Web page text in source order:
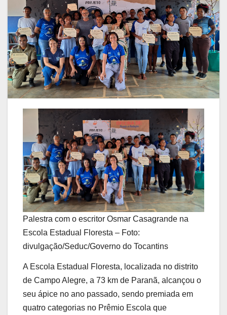
Palestra com o escritor Osmar Casagrande na
Escola Estadual Floresta – Foto:
divulgação/Seduc/Governo do Tocantins
A Escola Estadual Floresta, localizada no distrito
de Campo Alegre, a 73 km de Paranã, alcançou o
seu ápice no ano passado, sendo premiada em
quatro categorias no Prêmio Escola que